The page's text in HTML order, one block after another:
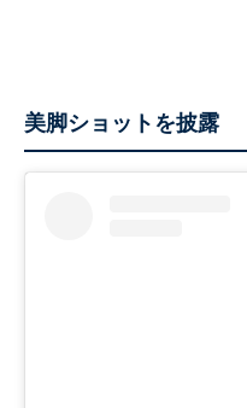
美脚ショットを披露